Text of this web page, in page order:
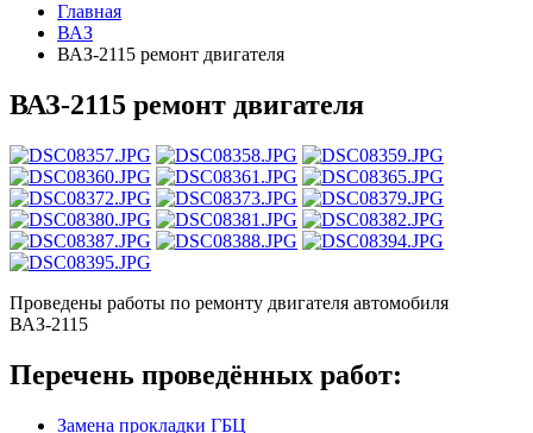
Главная
ВАЗ
ВАЗ-2115 ремонт двигателя
ВАЗ-2115 ремонт двигателя
Проведены работы по ремонту двигателя автомобиля
ВАЗ-2115
Перечень проведённых работ:
Замена прокладки ГБЦ